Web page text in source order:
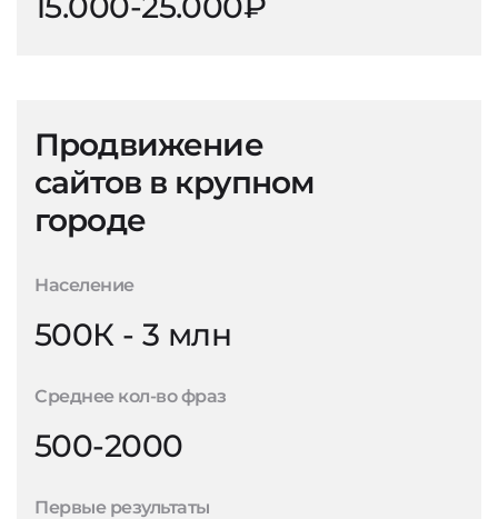
Продвижение
сайтов в крупном
городе
Население
500К - 3 млн
Среднее кол-во фраз
500-2000
Первые результаты